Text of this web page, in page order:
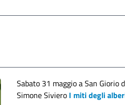
Sabato 31 maggio a San Giorio
Simone Siviero I miti degli